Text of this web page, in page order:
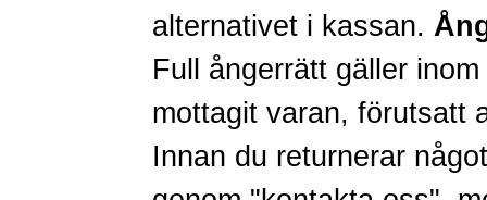
alternativet i kassan.
Full ångerrätt gäller
mottagit varan, förutsatt
Innan du returnerar